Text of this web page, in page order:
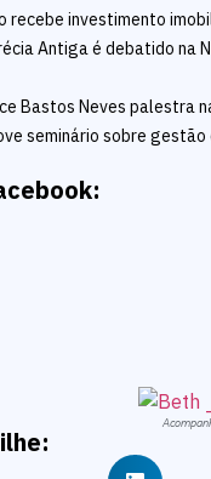
recebe investimento
Antiga é debatido na
Bastos Neves palestra
seminário sobre gestão